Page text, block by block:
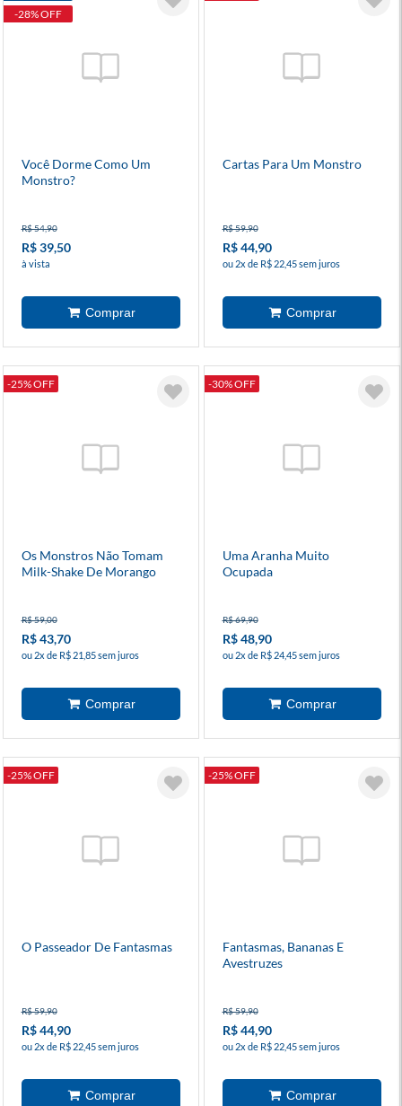
-28% OFF
Você Dorme Como Um
Monstro?
R$ 54,90
R$ 39,50
à vista
Cartas Para Um Monstro
R$ 59,90
R$ 44,90
ou 2x de R$ 22,45 sem juros
-25% OFF
Os Monstros Não Tomam
Milk-Shake De Morango
R$ 59,00
R$ 43,70
ou 2x de R$ 21,85 sem juros
-30% OFF
Uma Aranha Muito
Ocupada
R$ 69,90
R$ 48,90
ou 2x de R$ 24,45 sem juros
-25% OFF
O Passeador De Fantasmas
R$ 59,90
R$ 44,90
ou 2x de R$ 22,45 sem juros
-25% OFF
Fantasmas, Bananas E
Avestruzes
R$ 59,90
R$ 44,90
ou 2x de R$ 22,45 sem juros